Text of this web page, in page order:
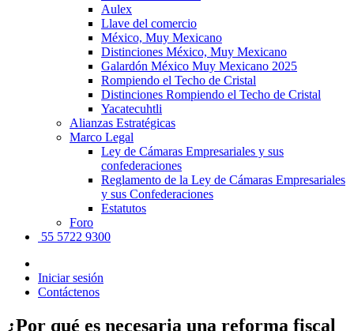
Aulex
Llave del comercio
México, Muy Mexicano
Distinciones México, Muy Mexicano
Galardón México Muy Mexicano 2025
Rompiendo el Techo de Cristal
Distinciones Rompiendo el Techo de Cristal
Yacatecuhtli
Alianzas Estratégicas
Marco Legal
Ley de Cámaras Empresariales y sus
confederaciones
Reglamento de la Ley de Cámaras Empresariales
y sus Confederaciones
Estatutos
Foro
55 5722 9300
Iniciar sesión
Contáctenos
¿Por qué es necesaria una reforma fiscal